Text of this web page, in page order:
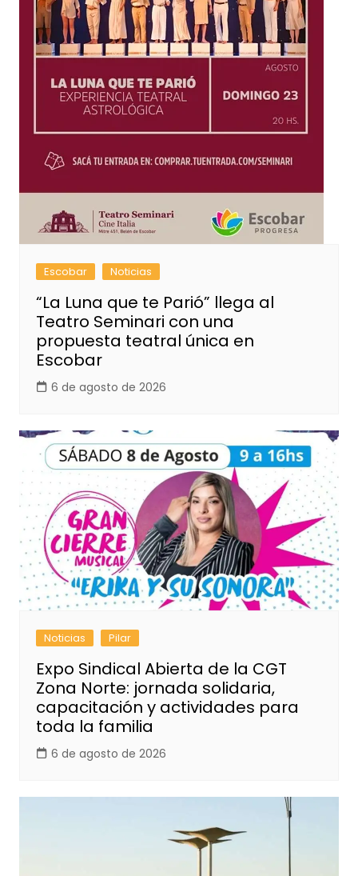
Escobar Noticias
“La Luna que te Parió” llega al
Teatro Seminari con una
propuesta teatral única en
Escobar
6 de agosto de 2026
Noticias Pilar
Expo Sindical Abierta de la CGT
Zona Norte: jornada solidaria,
capacitación y actividades para
toda la familia
6 de agosto de 2026